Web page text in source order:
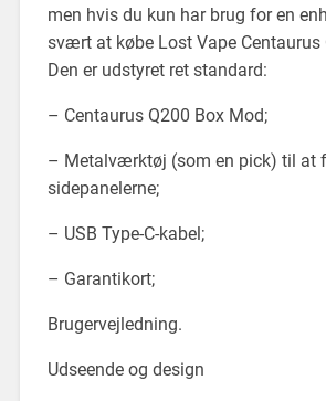
men hvis du kun har brug for en
svært at købe Lost Vape Centaurus
Den er udstyret ret standard:
– Centaurus Q200 Box Mod;
– Metalværktøj (som en pick) til at
sidepanelerne;
– USB Type-C-kabel;
– Garantikort;
Brugervejledning.
Udseende og design